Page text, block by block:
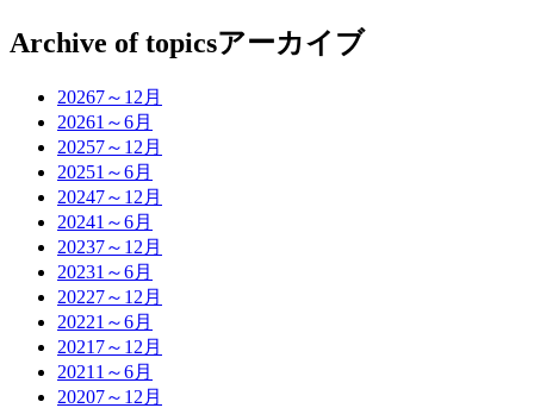
Archive of topicsアーカイブ
20267～12月
20261～6月
20257～12月
20251～6月
20247～12月
20241～6月
20237～12月
20231～6月
20227～12月
20221～6月
2021 7～12月
2021 1～6月
20207～12月